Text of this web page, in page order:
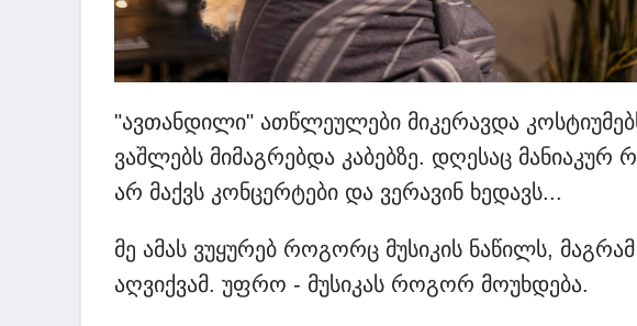
"ავთანდილი" ათწლეულები მიკერავდა
ვაშლებს მიმაგრებდა კაბებზე. დღესაც
არ მაქვს კონცერტები და ვერავინ ხედავს...
მე ამას ვუყურებ როგორც მუსიკის ნაწილს,
აღვიქვამ. უფრო - მუსიკას როგორ მოუხდება.